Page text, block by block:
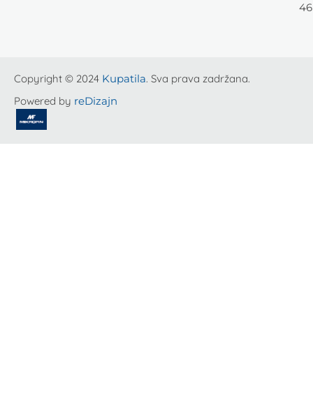
46
Copyright © 2024 Kupatila. Sva prava zadržana.
Powered by reDizajn